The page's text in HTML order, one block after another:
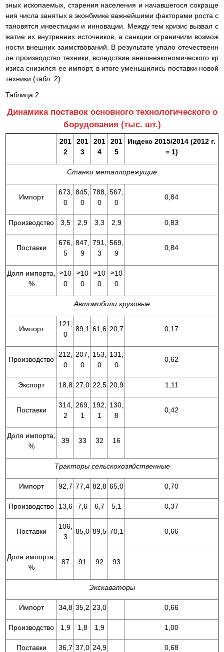
зных ископаемых, старения населения и начавшегося сокраще
ния числа занятых в эконбмике важнейшими факторами роста с
тановятся инвестиции и инновации. Между тем кризис вызвал с
жатие их внутренних источников, а санкции ограничили возмож
ности внешних заимствований. В результате упало отечественн
ое производство техники, вследствие внешнеэкономического кр
изиса снизился ее импорт, в итоге уменьшились поставки новой
техники (табл. 2).
Таблица 2
Динамика поставок основного технологического о
борудования (тыс. шт.)
201
2
201
3
201
4
201
5
Индекс 2015/2014 (2012 г.
= 1)
Станки металлорежущие
Импорт
673,
0
845,
0
788,
0
567,
0
0,84
Производство 3,5 2,9 3,3 2,9 0,83
Поставки
676,
5
847,
9
791,
3
569,
9
0,84
Доля импорта,
%
≈10
0
≈10
0
≈10
0
≈10
0
Автомобили грузовые
Импорт
121,
0
89,1 61,6 20,7 0,17
Производство
212,
0
207,
0
153,
0
131,
0
0,62
Экспорт 18,8 27,0 22,5 20,9 1,11
Поставки
314,
2
269,
1
192,
1
130,
8
0,42
Доля импорта,
%
39 33 32 16
Тракторы сельскохозяйственные
Импорт 92,7 77,4 82,8 65,0 0,70
Производство 13,6 7,6 6,7 5,1 0,37
Поставки
106,
3
85,0 89,5 70,1 0,66
Доля импорта,
%
87 91 92 93
Экскаваторы
Импорт 34,8 35,2 23,0 0,66
Производство 1,9 1,8 1,9 1,00
Поставки 36,7 37,0 24,9 0,68